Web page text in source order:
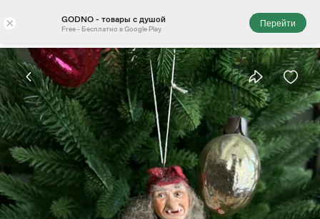
× GODNO - товары с душой
Free - Бесплатно в Google Play
Перейти